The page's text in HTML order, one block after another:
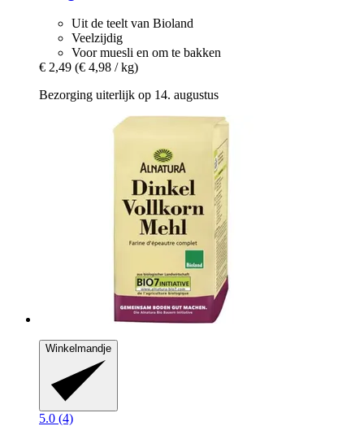
Uit de teelt van Bioland
Veelzijdig
Voor muesli en om te bakken
€ 2,49 (€ 4,98 / kg)
Bezorging uiterlijk op 14. augustus
Winkelmandje
5.0 (4)